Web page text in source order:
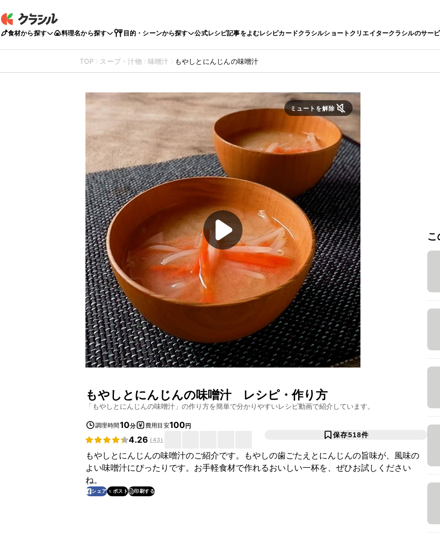
食材から探す 料理名から探す 目的・シーンから探す 公式レシピ記事をよむレシピカードクラシルショートクリエイタークラシルのサー
TOP スープ・汁物 味噌汁 もやしとにんじんの味噌汁
ミュートを解除
もやしとにんじんの味噌汁レシピ・作り方
「もやしとにんじんの味噌汁 」の作り方を簡単で分かりやすいレシピ動画で紹介しています。
調理時間10分 費用目安100円
4.26 (43)
保存518件
もやしとにんじんの味噌汁のご紹介です。もやしの歯ごたえとにんじんの旨味が、風味の
よい味噌汁にぴったりです。お手軽食材で作れるおいしい一杯を、ぜひお試しください
ね。
シェア ポスト 印刷する